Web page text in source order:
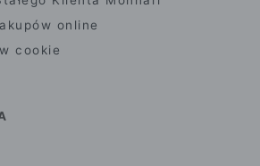
online
cookie